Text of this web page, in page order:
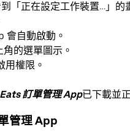
「正在設定工作裝置…」的
會自動啟動。
的選單圖示。
用權限。
訂單管理 App已下載並
管理 App